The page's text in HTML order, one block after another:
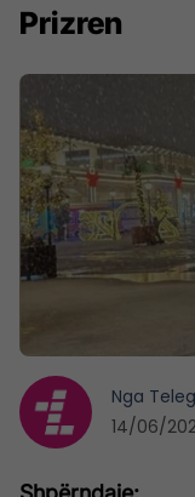
Prizren
Nga
14/06/